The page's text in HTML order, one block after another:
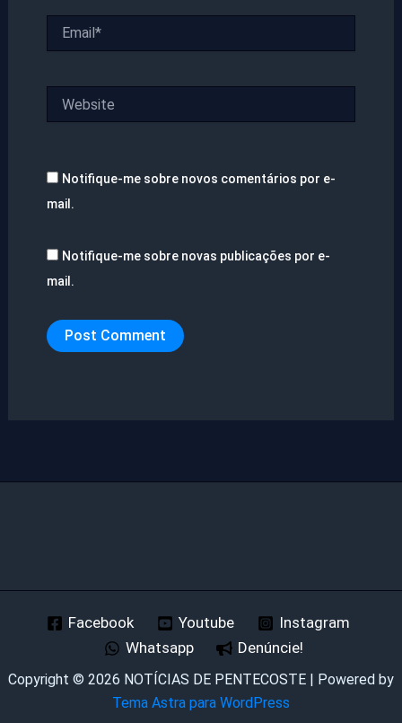
Notifique-me sobre novos comentários por e-
mail.
Notifique-me sobre novas publicações por e-
mail.
Facebook Youtube
Instagram
Whatsapp
Denúncie!
Copyright © 2026 NOTÍCIAS DE PENTECOSTE | Powered by
Tema Astra para WordPress